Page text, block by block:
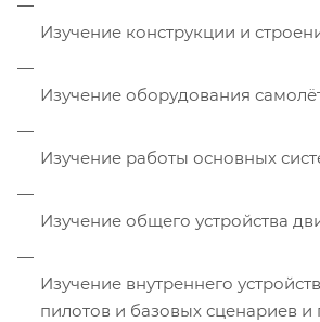
Изучение конструкции и
Изучение оборудования
Изучение работы основных
Изучение общего устройства
Изучение внутреннего
пилотов и базовых сценариев и